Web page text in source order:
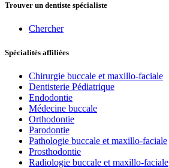
Trouver un dentiste spécialiste
Chercher
Spécialités affiliées
Chirurgie buccale et maxillo-faciale
Dentisterie Pédiatrique
Endodontie
Médecine buccale
Orthodontie
Parodontie
Pathologie buccale et maxillo-faciale
Prosthodontie
Radiologie buccale et maxillo-faciale